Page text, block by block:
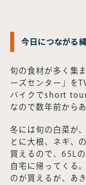
今日につながる
旬の食材が多く集
ーズセンター」を
バイクでshort
なので数年前から
冬には旬の白菜が
とに大根、ネギ、
買えるので、65L
自宅に帰ってくる
のが買えるが、あ